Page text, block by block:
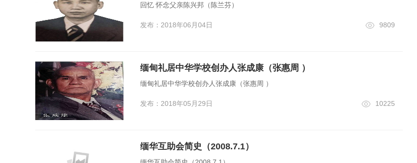
回忆 怀念父亲陈兴邦（陈兰芬）
发布：2018年06月04日 9809
缅甸礼居中华学校创办人张成康（张惠周 ）
缅甸礼居中华学校创办人张成康（张惠周 ）
发布：2018年05月29日 10225
缅华互助会简史（2008.7.1）